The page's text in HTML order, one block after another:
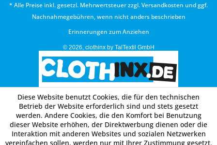
* Alle Preise inkl. gesetzl. Mehrwertsteuer zzgl.Versandkosten und ggf.
Nachnahmegebühren, wenn nicht anders beschrieben
Erinnerungen zum Anziehen
© 2026, clothinx by TalTextil GmbH
Diese Website benutzt Cookies, die für den technischen
Betrieb der Website erforderlich sind und stets gesetzt
werden. Andere Cookies, die den Komfort bei Benutzung
dieser Website erhöhen, der Direktwerbung dienen oder die
Interaktion mit anderen Websites und sozialen Netzwerken
vereinfachen sollen, werden nur mit Ihrer Zustimmung gesetzt.